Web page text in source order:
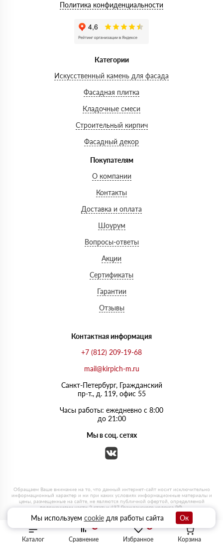
Каталог Избранное
Сравнение Корзина
Политика конфиденциальности
Категории
Искусственный камень для фасада
Фасадная плитка
Кладочные смеси
Строительный кирпич
Фасадный декор
Покупателям
О компании
Контакты
Доставка и оплата
Шоурум
Вопросы-ответы
Акции
Сертификаты
Гарантии
Отзывы
Контактная информация
+7 (812) 209-19-68
mail@kirpich-m.ru
Санкт-Петербург, Граждaнский
пр-т., д. 119, офис 55
Часы работы: ежедневно с 8:00
до 21:00
Мы в соц. сетях
Мы используем cookieдля работы сайта Ок